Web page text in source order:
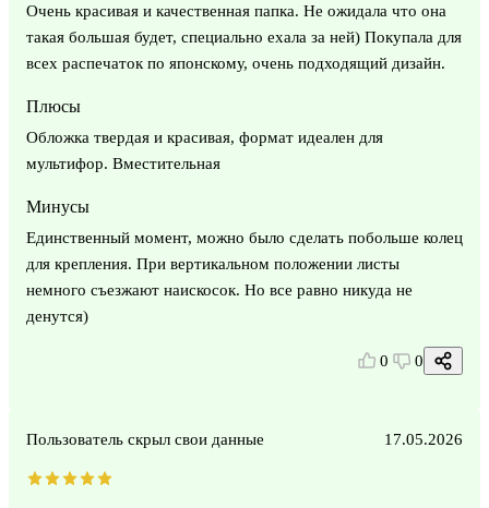
Очень красивая и качественная папка. Не ожидала что она
такая большая будет, специально ехала за ней) Покупала для
всех распечаток по японскому, очень подходящий дизайн.
Плюсы
Обложка твердая и красивая, формат идеален для
мультифор. Вместительная
Минусы
Единственный момент, можно было сделать побольше колец
для крепления. При вертикальном положении листы
немного съезжают наискосок. Но все равно никуда не
денутся)
0 0
Пользователь скрыл свои данные 17.05.2026